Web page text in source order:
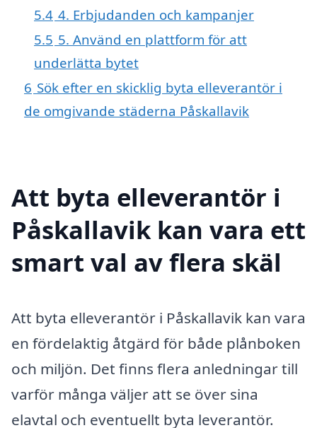
5.4 4. Erbjudanden och kampanjer
5.5 5. Använd en plattform för att
underlätta bytet
6 Sök efter en skicklig byta elleverantör i
de omgivande städerna Påskallavik
Att byta elleverantör i
Påskallavik kan vara ett
smart val av flera skäl
Att byta elleverantör i Påskallavik kan vara
en fördelaktig åtgärd för både plånboken
och miljön. Det finns flera anledningar till
varför många väljer att se över sina
elavtal och eventuellt byta leverantör.